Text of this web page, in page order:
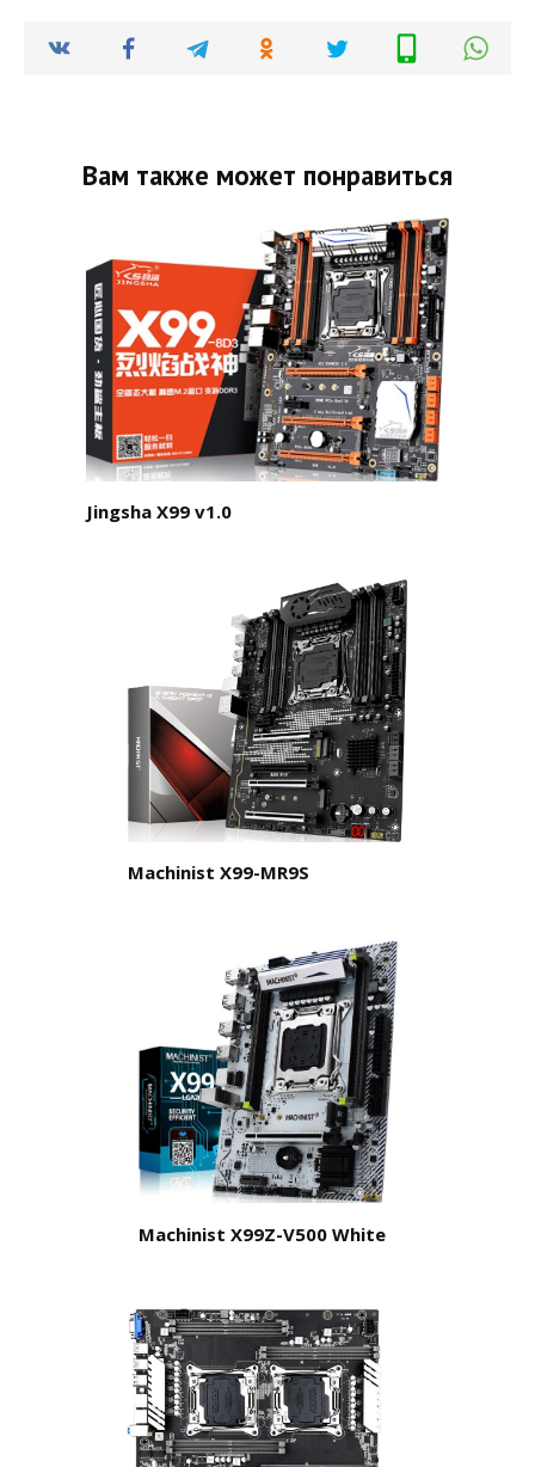
Вам также может понравиться
Jingsha X99 v1.0
Machinist X99-MR9S
Machinist X99Z-V500 White